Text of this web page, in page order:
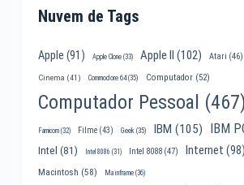
Nuvem de Tags
Apple (91) Apple Clone(33) Apple II (102) Atari (46)
Cinema (41) Commodore 64(35) Computador(52)
Computador Pessoal (467)
Famicom(32) Filme(43) Geek(35) IBM (105) IBM
Intel (81) Intel 8086 (31) Intel 8088(47) Internet (98)
Macintosh (58) Mainframe(36)